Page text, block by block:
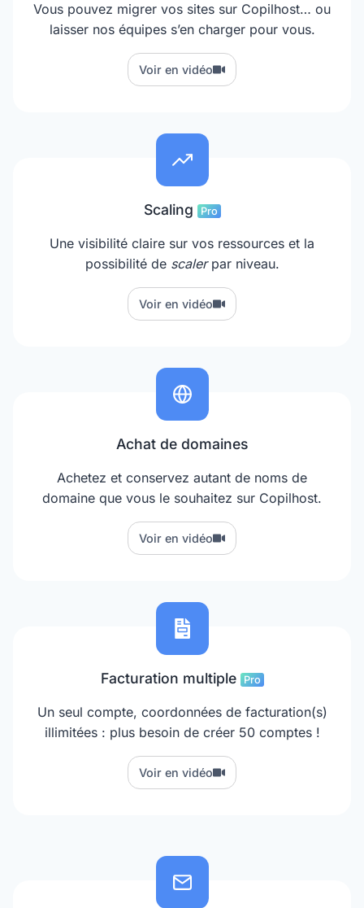
Vous pouvez migrer vos sites sur Copilhost… ou
laisser nos équipes s’en charger pour vous.
Voir en vidéo
Scaling Pro
Une visibilité claire sur vos ressources et la
possibilité de scalerpar niveau.
Voir en vidéo
Achat de domaines
Achetez et conservez autant de noms de
domaine que vous le souhaitez sur Copilhost.
Voir en vidéo
Facturation multiple Pro
Un seul compte, coordonnées de facturation(s)
illimitées : plus besoin de créer 50 comptes !
Voir en vidéo